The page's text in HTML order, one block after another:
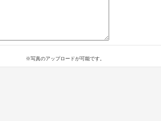
※写真のアップロードが可能です。